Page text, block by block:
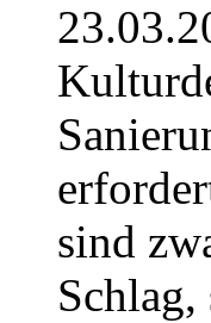
sind